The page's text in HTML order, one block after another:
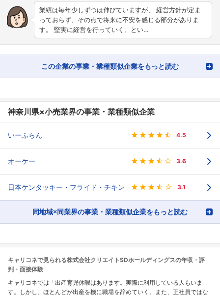
業績は毎年少しずつは伸びていますが、 経営方針が定ま
っておらず、その点で将来に不安を感じる部分がありま
す。 堅実に経営を行っていく、とい…
この企業の事業・業種類似企業をもっと読む
神奈川県×小売業界の事業・業種類似企業
いーふらん 4.5
オーケー 3.6
日本ケンタッキー・フライド・チキン 3.1
同地域×同業界の事業・業種類似企業をもっと読む
キャリコネで見られる株式会社クリエイトSDホールディングスの年収・評
判・面接体験
キャリコネでは「出産育児休暇はあります。実際に利用している人もいま
す。しかし、ほとんどが出産を機に職場を辞めていく。また、正社員ではな